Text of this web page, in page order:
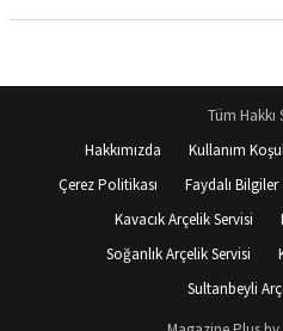
Tüm Hakkı
Hakkımızda
Kullanım
Çerez Politikası
Faydalı Bilgiler
Kavacık Arçelik Servisi
Soğanlık Arçelik Servisi
Sultanbeyli